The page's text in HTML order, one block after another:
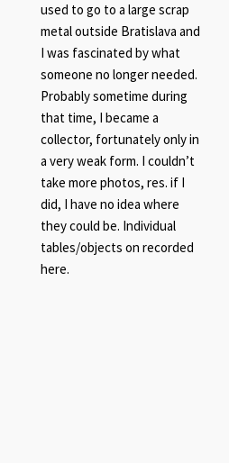
used to go to a large scrap
metal outside Bratislava and
I was fascinated by what
someone no longer needed.
Probably sometime during
that time, I became a
collector, fortunately only in
a very weak form. I couldn’t
take more photos, res. if I
did, I have no idea where
they could be. Individual
tables/objects on recorded
here.